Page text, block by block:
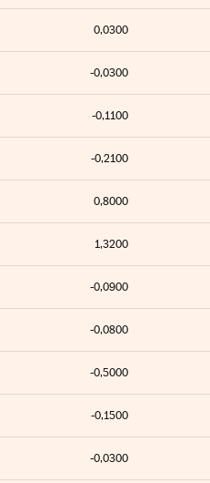
0,0300
-0,0300
-0,1100
-0,2100
0,8000
1,3200
-0,0900
-0,0800
-0,5000
-0,1500
-0,0300